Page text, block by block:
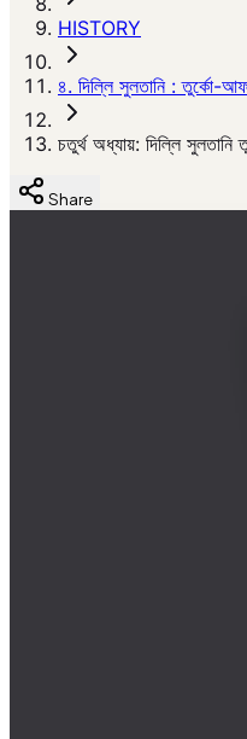
HISTORY
৪. দিল্লি সুলতানি : তুর্কো-
চতুর্থ অধ্যায়: দিল্লি
Share